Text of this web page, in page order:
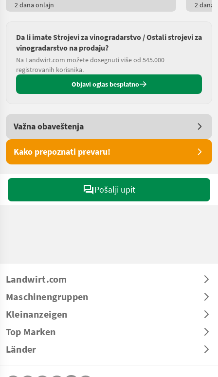
2 dana onlajn 2 dana
Da li imate Strojevi za vinogradarstvo / Ostali strojevi za
vinogradarstvo na prodaju?
Na Landwirt.com možete dosegnuti više od 545.000
registrovanih korisnika.
Objavi oglas besplatno
Važna obaveštenja
Kako prepoznati prevaru!
Pošalji upit
Landwirt.com
Maschinengruppen
Kleinanzeigen
Top Marken
Länder